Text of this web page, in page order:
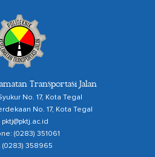
Transportasi Jalan
No. 17, Kota Tegal
No. 17, Kota Tegal
pktj@pktj.ac.id
(0283) 351061
(0283) 358965